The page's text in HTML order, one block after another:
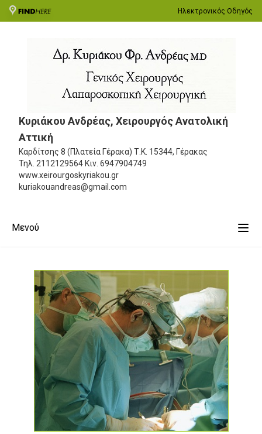
Ηλεκτρονικός Οδηγός
Κυριάκου Ανδρέας, Χειρουργός Ανατολική
Αττική
Καρδίτσης 8 (Πλατεία Γέρακα) Τ.Κ. 15344, Γέρακας
Τηλ. 2112129564 Κιν. 6947904749
www.xeirourgoskyriakou.gr
kuriakouandreas@gmail.com
Μενού